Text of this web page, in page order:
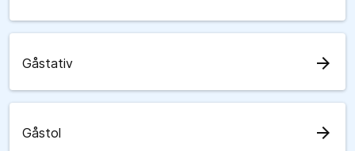
Gåstativ arrow_forward
Gåstol arrow_forward